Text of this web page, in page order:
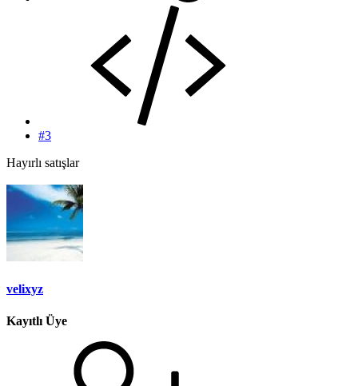
#3
Hayırlı satışlar
velixyz
Kayıtlı Üye